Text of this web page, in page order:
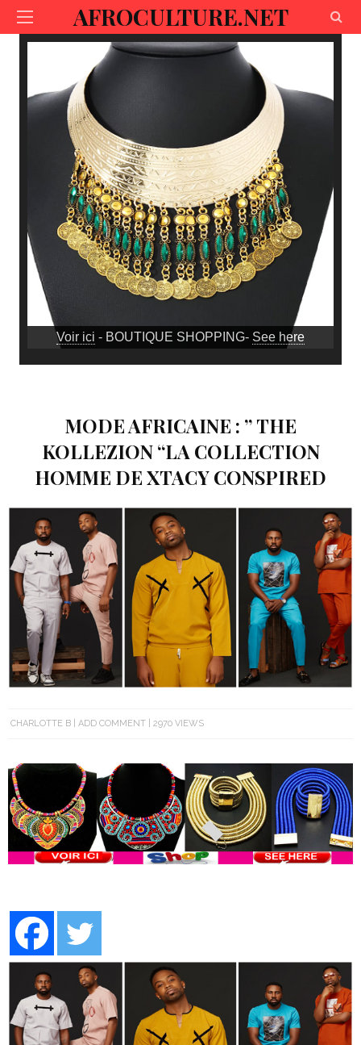
AFROCULTURE.NET
Voir ici - BOUTIQUE SHOPPING- See here
MODE AFRICAINE : ” THE
KOLLEZION “LA COLLECTION
HOMME DE XTACY CONSPIRED
CHARLOTTE B ADD COMMENT 2970 VIEWS